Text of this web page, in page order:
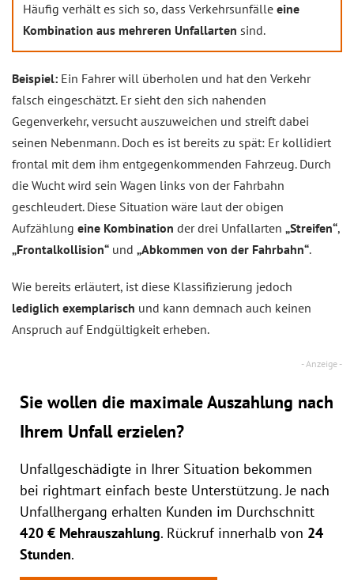
Häufig verhält es sich so, dass Verkehrsunfälle eine
Kombination aus mehreren Unfallarten sind.
Beispiel: Ein Fahrer will überholen und hat den Verkehr
falsch eingeschätzt. Er sieht den sich nahenden
Gegenverkehr, versucht auszuweichen und streift dabei
seinen Nebenmann. Doch es ist bereits zu spät: Er kollidiert
frontal mit dem ihm entgegenkommenden Fahrzeug. Durch
die Wucht wird sein Wagen links von der Fahrbahn
geschleudert. Diese Situation wäre laut der obigen
Aufzählung eine Kombination der drei Unfallarten „Streifen“,
„Frontalkollision“ und „Abkommen von der Fahrbahn“.
Wie bereits erläutert, ist diese Klassifizierung jedoch
lediglich exemplarisch und kann demnach auch keinen
Anspruch auf Endgültigkeit erheben.
Sie wollen die maximale Auszahlung nach
Ihrem Unfall erzielen?
Unfallgeschädigte in Ihrer Situation bekommen
bei rightmart einfach beste Unterstützung. Je nach
Unfallhergang erhalten Kunden im Durchschnitt
420 € Mehrauszahlung. Rückruf innerhalb von 24
Stunden.